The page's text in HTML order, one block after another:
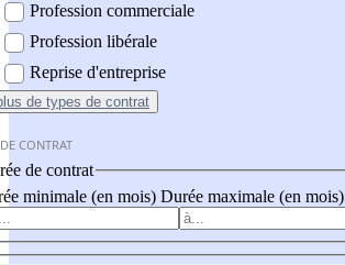
Profession commerciale
Profession libérale
Reprise d'entreprise
de types de contrat
CONTRAT
de contrat
minimale (en mois) Durée maximale (en mois)